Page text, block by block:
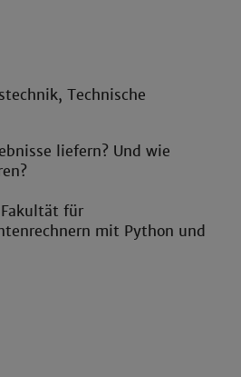
Technische
liefern? Und wie
für
mit Python und